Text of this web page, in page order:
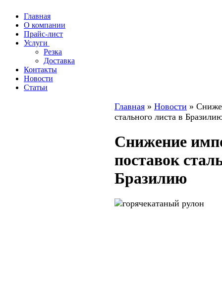
Главная
О компании
Прайс-лист
Услуги
Резка
Доставка
Контакты
Новости
Статьи
Главная » Новости »
стального листа в
Снижение
поставок
Бразилию